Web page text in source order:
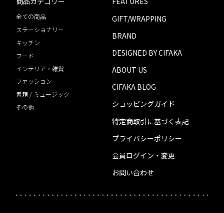
全ての商品
ステーショナリー
キッチン
フード
インテリア・雑貨
ファッション
書籍 / ミュージック
その他
GIFT/WRAPPING
BRAND
DESIGNED BY CIFAKA
ABOUT US
CIFAKA BLOG
ショッピングガイド
特定商取引に基づく表記
プライバシーポリシー
会員ログイン・変更
お問い合わせ